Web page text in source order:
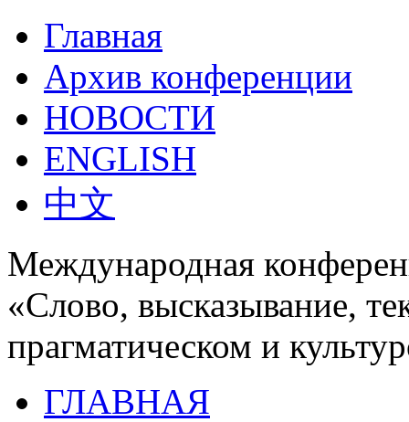
Главная
Архив конференции
НОВОСТИ
ENGLISH
中文
Международная
«Слово, высказывание,
прагматическом и
ГЛАВНАЯ